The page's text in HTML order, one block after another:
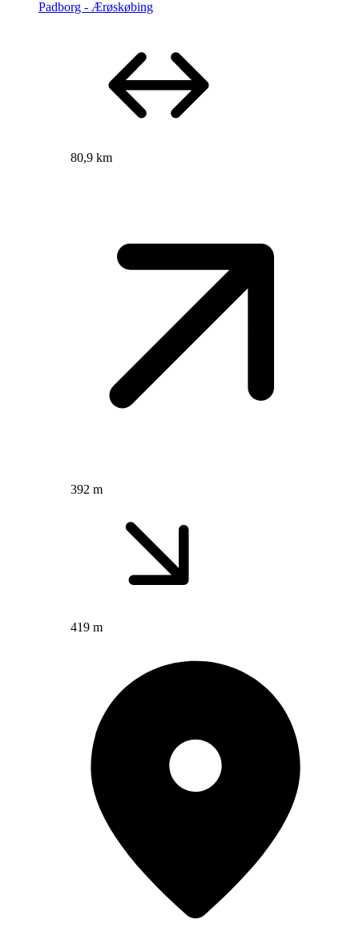
Padborg - Ærøskøbing
80,9 km
392 m
419 m